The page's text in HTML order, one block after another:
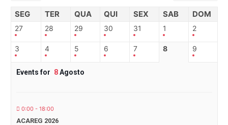
SEG TER QUA QUI SEX SAB DOM
27 28 29 30 31 1 2
3 4 5 6 7 8 9
Events for 8Agosto
0:00 - 18:00
ACAREG 2026